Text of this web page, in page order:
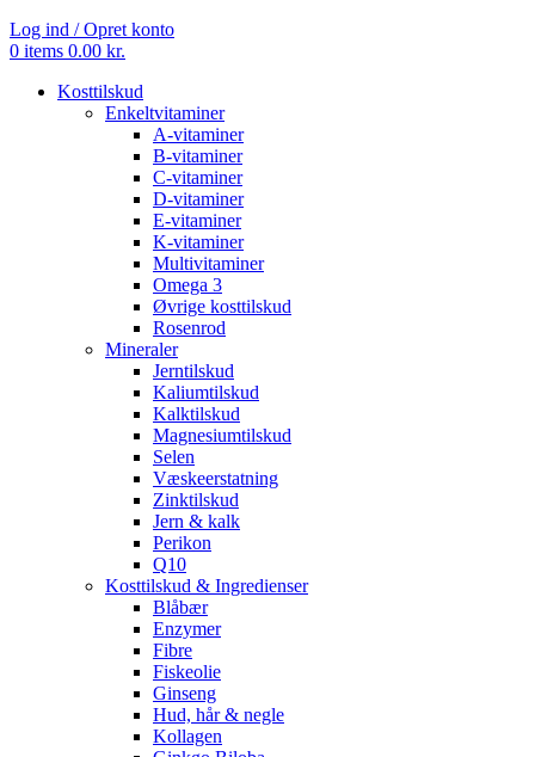
Log ind / Opret konto
0 items 0.00 kr.
Kosttilskud
Enkeltvitaminer
A-vitaminer
B-vitaminer
C-vitaminer
D-vitaminer
E-vitaminer
K-vitaminer
Multivitaminer
Omega 3
Øvrige kosttilskud
Rosenrod
Mineraler
Jerntilskud
Kaliumtilskud
Kalktilskud
Magnesiumtilskud
Selen
Væskeerstatning
Zinktilskud
Jern & kalk
Perikon
Q10
Kosttilskud & Ingredienser
Blåbær
Enzymer
Fibre
Fiskeolie
Ginseng
Hud, hår & negle
Kollagen